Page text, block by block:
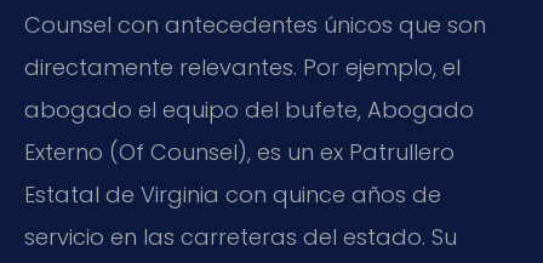
Counsel con antecedentes únicos que son
directamente relevantes. Por ejemplo, el
abogado el equipo del bufete, Abogado
Externo (Of Counsel), es un ex Patrullero
Estatal de Virginia con quince años de
servicio en las carreteras del estado. Su